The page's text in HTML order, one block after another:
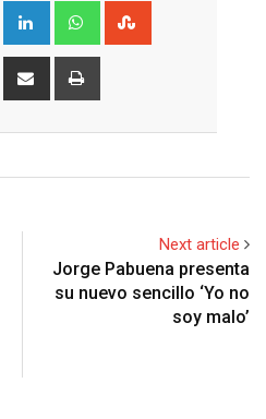
Google+ LinkedIn Whatsapp
Reddit
Share
Next article
Jorge Pabuena presenta
su nuevo sencillo ‘Yo no
soy malo’